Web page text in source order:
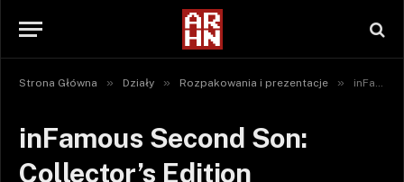
Strona Główna » Działy » Rozpakowania i prezentacje » inFamous Second Son: Collector’s Edition
inFamous Second Son:
Collector’s Edition